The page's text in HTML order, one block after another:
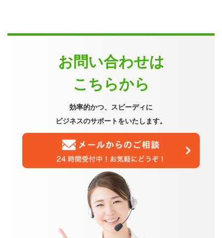
お問い合わせは
こちらから
効率的かつ、スピーディに
ビジネスのサポートをいたします。